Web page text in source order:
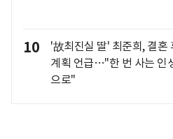
10
'故최진실 딸' 최준희, 결혼
계획 언급…"한 번 사는 인
으로"